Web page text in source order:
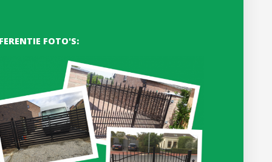
FOTO'S: